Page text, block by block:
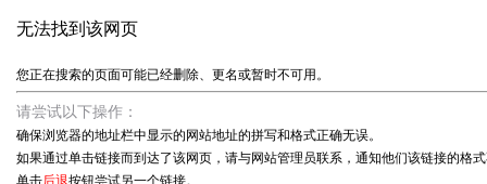
无法找到该网页
您正在搜索的页面可能已经删除、更名或暂时不可用。
请尝试以下操作：
确保浏览器的地址栏中显示的网站地址的拼写和格式正确无误。
如果通过单击链接而到达了该网页，请与网站管理员联系，通知他们该链接的格
单击后退按钮尝试另一个链接。